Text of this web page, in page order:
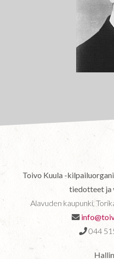
Toivo Kuula -
tiedotteet ja
Alavuden kaupunki,
044